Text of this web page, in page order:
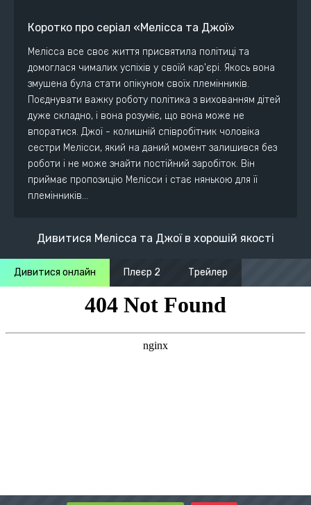
Коротко про серіал «Мелісса та Джої»
Мелісса все своє життя присвятила політиці та
домоглася чималих успіхів у своїй кар'єрі. Якось вона
змушена була стати опікуном своїх племінників.
Поєднувати важку роботу політика з вихованням дітей
дуже складно, і вона розуміє, що вона може не
впоратися. Джої - колишній співробітник чоловіка
сестри Мелісси, який на даний момент залишився без
роботи і не може знайти постійний заробіток. Він
приймає пропозицію Мелісси і стає нянькою для її
племінників…
Дивитися Мелісса та Джої в хорошій якості
Дивитися онлайн Плеєр 2 Трейлер